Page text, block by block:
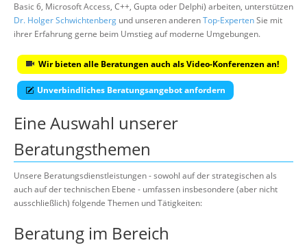
Basic 6, Microsoft Access, C++, Gupta oder Delphi) arbeiten, unterstützen
Dr. Holger Schwichtenberg und unseren anderenTop-ExpertenSie mit
ihrer Erfahrung gerne beim Umstieg auf moderne Umgebungen.
Wir bieten alle Beratungen auch als Video-Konferenzen an!
Unverbindliches Beratungsangebot anfordern
Eine Auswahl unserer
Beratungsthemen
Unsere Beratungsdienstleistungen - sowohl auf der strategischen als
auch auf der technischen Ebene - umfassen insbesondere (aber nicht
ausschließlich) folgende Themen und Tätigkeiten:
Beratung im Bereich